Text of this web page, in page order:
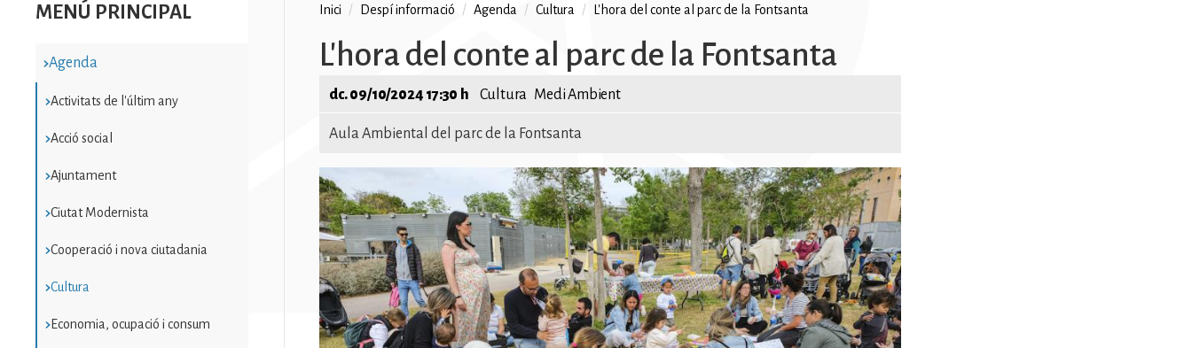
MENÚ PRINCIPAL
Agenda
Activitats de l'últim any
Acció social
Ajuntament
Ciutat Modernista
Cooperació i nova ciutadania
Cultura
Economia, ocupació i consum
Fil
d'ariadna
Inici / Despí informació / Agenda / Cultura / L'hora del conte al parc de la Fontsanta
L'hora del conte al parc de la Fontsanta
dc. 09/10/2024 17:30 h Cultura Medi Ambient
Aula Ambiental del parc de la Fontsanta
Imatge